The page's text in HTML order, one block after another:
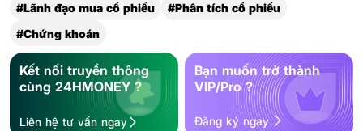
#Lãnh đạo mua cổ phiếu
#Phân tích cổ phiếu
#Chứng khoán
Kết nối truyền thông
cùng 24HMONEY ?
Liên hệ tư vấn ngay
Bạn muốn trở thành
VIP/Pro ?
Đăng ký ngay